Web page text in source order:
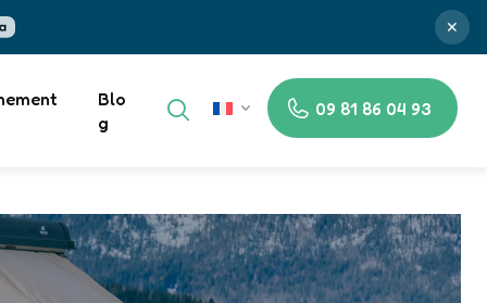
✕
FR 09 81 86 04 93
Blo
g